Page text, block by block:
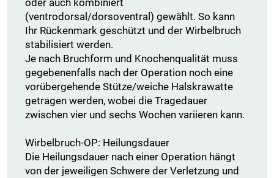
oder auch kombiniert
(ventrodorsal/dorsoventral) gewählt. So kann
Ihr Rückenmark geschützt und der Wirbelbruch
stabilisiert werden.
Je nach Bruchform und Knochenqualität muss
gegebenenfalls nach der Operation noch eine
vorübergehende Stütze/weiche Halskrawatte
getragen werden, wobei die Tragedauer
zwischen vier und sechs Wochen variieren kann.
Wirbelbruch-OP: Heilungsdauer
Die Heilungsdauer nach einer Operation hängt
von der jeweiligen Schwere der Verletzung und